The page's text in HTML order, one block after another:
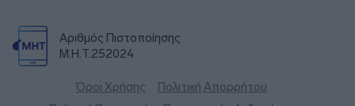
Αριθμός Πιστοποίησης
Μ.Η.Τ.252024
Όροι Χρήσης
Πολιτική Απορρήτου